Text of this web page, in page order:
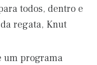
todos, dentro e
regata, Knut
um programa